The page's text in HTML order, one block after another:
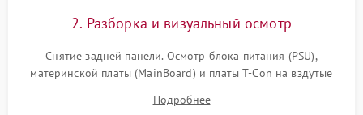
2. Разборка и визуальный осмотр
Снятие задней панели. Осмотр блока питания (PSU),
материнской платы (MainBoard) и платы T-Con на вздутые
Проверка надежности фиксации и целостности шлейфов.
Подробнее